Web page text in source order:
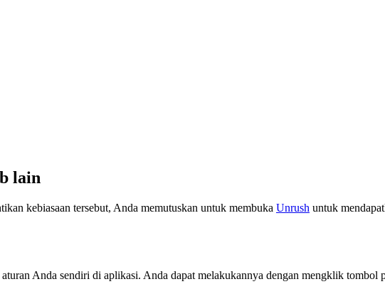
lain
kebiasaan tersebut, Anda memutuskan untuk membuka Unrush untuk
Anda sendiri di aplikasi. Anda dapat melakukannya dengan mengklik tombol